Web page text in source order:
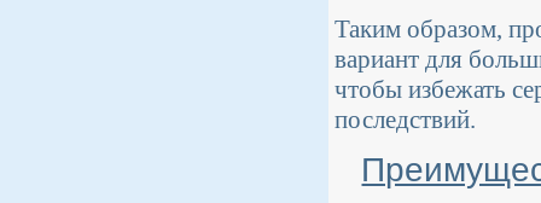
Таким образом,
вариант для
чтобы избежать
последствий.